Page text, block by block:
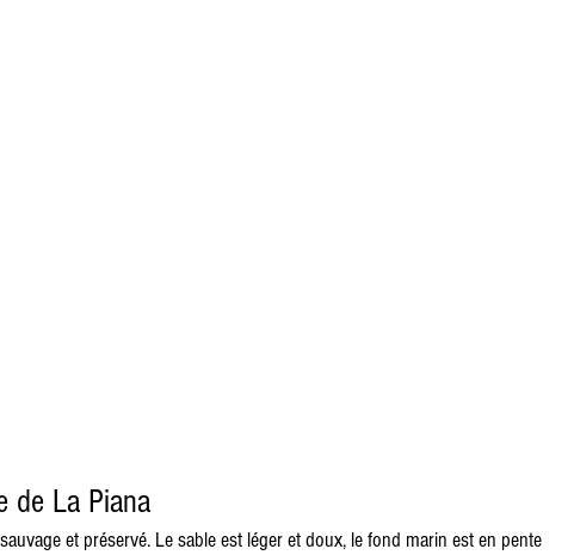
de La Piana
et préservé. Le sable est léger et doux, le fond marin est en pente